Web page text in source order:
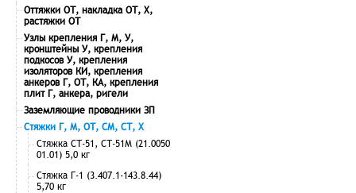
Оттяжки ОТ, накладка ОТ, Х,
растяжки ОТ
Узлы крепления Г, М, У,
кронштейны У, крепления
подкосов У, крепления
изоляторов КИ, крепления
анкеров Г, ОТ, КА, крепления
плит Г, анкера, ригели
Заземляющие проводники ЗП
Стяжки Г, М, ОТ, СМ, СТ, Х
Стяжка СТ-51, СТ-51М (21.0050
01.01) 5,0 кг
Стяжка Г-1 (3.407.1-143.8.44)
5,70 кг